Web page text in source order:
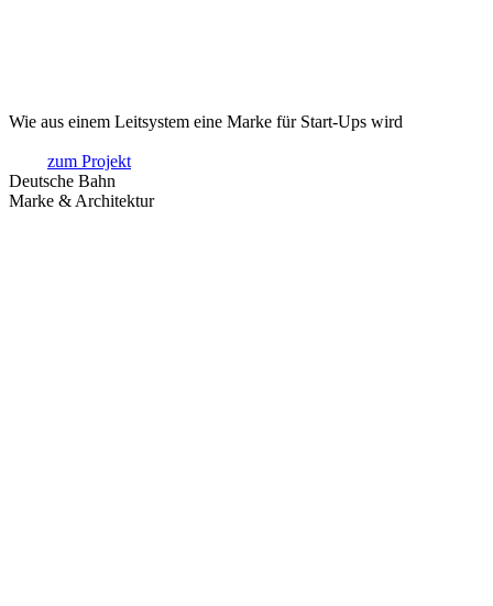
Wie aus einem Leitsystem eine Marke für Start-Ups wird
zum Projekt
Deutsche Bahn
Marke & Architektur